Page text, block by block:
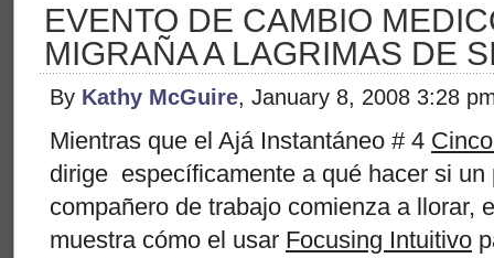
EVENTO DE CAMBIO
MIGRAÑA A LAGRIMAS DE
By Kathy McGuire, January 8, 2008 3:28
Mientras que el Ajá Instantáneo # 4
dirige específicamente a qué hacer si un
compañero de trabajo comienza a llorar,
muestra cómo el usar Focusing Intuitivo